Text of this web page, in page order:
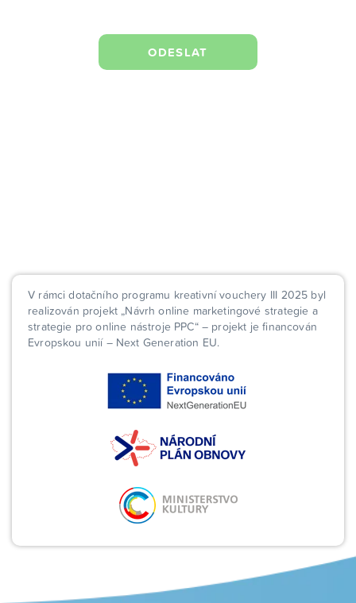
V rámci dotačního programu kreativní vouchery III 2025 byl
realizován projekt „Návrh online marketingové strategie a
strategie pro online nástroje PPC“ – projekt je financován
Evropskou unií – Next Generation EU.